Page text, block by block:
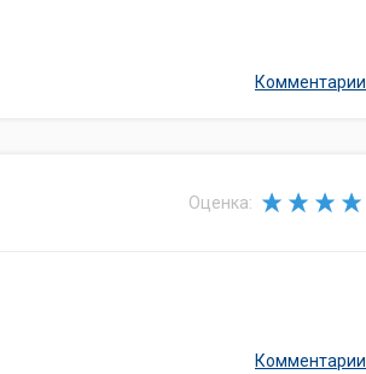
Комментарии
Оценка:
Комментарии